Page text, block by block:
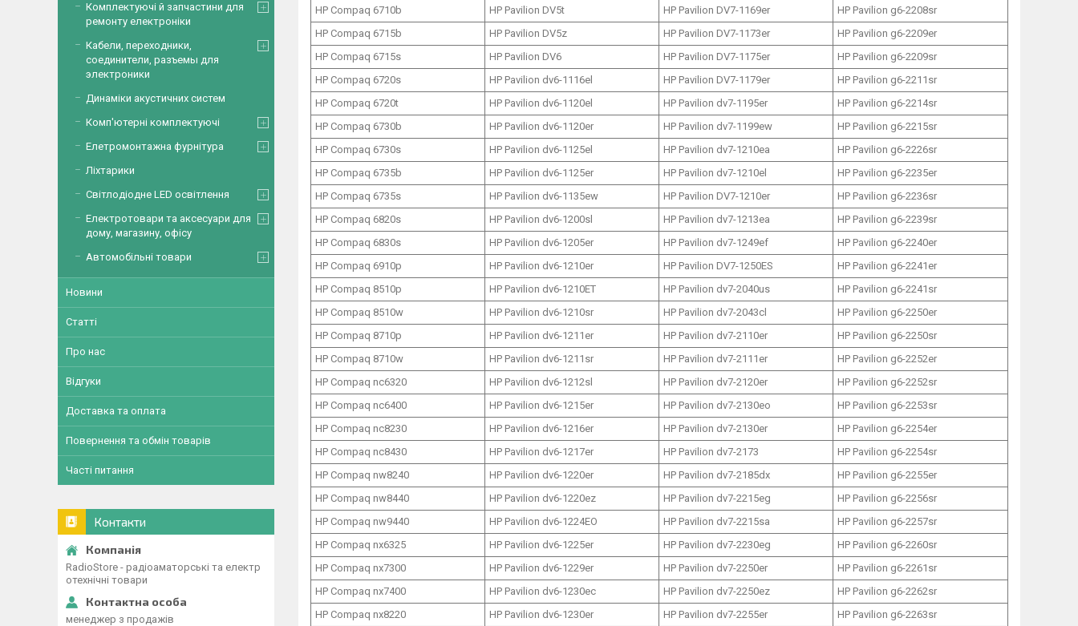
HP Compaq 6710b
HP Pavilion DV5t HP Pavilion DV7-1169er
HP Pavilion g6-2208sr
HP Compaq 6715b
HP Pavilion DV5z HP Pavilion DV7-1173er
HP Pavilion g6-2209er
HP Compaq 6715s
HP Pavilion DV6 HP Pavilion DV7-1175er
HP Pavilion g6-2209sr
HP Compaq 6720s
HP Pavilion dv6-1116el HP Pavilion DV7-1179er
HP Pavilion g6-2211sr
HP Compaq 6720t
HP Pavilion dv6-1120el HP Pavilion dv7-1195er
HP Pavilion g6-2214sr
HP Compaq 6730b
HP Pavilion dv6-1120er HP Pavilion dv7-1199ew
HP Pavilion g6-2215sr
HP Compaq 6730s
HP Pavilion dv6-1125el HP Pavilion dv7-1210ea
HP Pavilion g6-2226sr
HP Compaq 6735b
HP Pavilion dv6-1125er HP Pavilion dv7-1210el
HP Pavilion g6-2235er
HP Compaq 6735s
HP Pavilion dv6-1135ew HP Pavilion DV7-1210er
HP Pavilion g6-2236sr
HP Compaq 6820s
HP Pavilion dv6-1200sl HP Pavilion dv7-1213ea
HP Pavilion g6-2239sr
HP Compaq 6830s
HP Pavilion dv6-1205er HP Pavilion dv7-1249ef
HP Pavilion g6-2240er
HP Compaq 6910p
HP Pavilion dv6-1210er HP Pavilion DV7-1250ES
HP Pavilion g6-2241er
HP Compaq 8510p
HP Pavilion dv6-1210ET HP Pavilion dv7-2040us
HP Pavilion g6-2241sr
HP Compaq 8510w
HP Pavilion dv6-1210sr HP Pavilion dv7-2043cl
HP Pavilion g6-2250er
HP Compaq 8710p
HP Pavilion dv6-1211er HP Pavilion dv7-2110er
HP Pavilion g6-2250sr
HP Compaq 8710w
HP Pavilion dv6-1211sr HP Pavilion dv7-2111er
HP Pavilion g6-2252er
HP Compaq nc6320
HP Pavilion dv6-1212sl HP Pavilion dv7-2120er
HP Pavilion g6-2252sr
HP Compaq nc6400
HP Pavilion dv6-1215er HP Pavilion dv7-2130eo
HP Pavilion g6-2253sr
HP Compaq nc8230
HP Pavilion dv6-1216er HP Pavilion dv7-2130er
HP Pavilion g6-2254er
HP Compaq nc8430
HP Pavilion dv6-1217er HP Pavilion dv7-2173
HP Pavilion g6-2254sr
HP Compaq nw8240
HP Pavilion dv6-1220er HP Pavilion dv7-2185dx
HP Pavilion g6-2255er
HP Compaq nw8440
HP Pavilion dv6-1220ez HP Pavilion dv7-2215eg
HP Pavilion g6-2256sr
HP Compaq nw9440
HP Pavilion dv6-1224EO HP Pavilion dv7-2215sa
HP Pavilion g6-2257sr
HP Compaq nx6325
HP Pavilion dv6-1225er HP Pavilion dv7-2230eg
HP Pavilion g6-2260sr
HP Compaq nx7300
HP Pavilion dv6-1229er HP Pavilion dv7-2250er
HP Pavilion g6-2261sr
HP Compaq nx7400
HP Pavilion dv6-1230ec HP Pavilion dv7-2250ez
HP Pavilion g6-2262sr
HP Compaq nx8220
HP Pavilion dv6-1230er HP Pavilion dv7-2255er
HP Pavilion g6-2263sr
Комплектуючі й запчастини для
ремонту електроніки
Кабели, переходники,
соединители, разъемы для
электроники
Динаміки акустичних систем
Комп'ютерні комплектуючі
Елетромонтажна фурнітура
Ліхтарики
Світлодіодне LED освітлення
Електротовари та аксесуари для
дому, магазину, офісу
Автомобільні товари
Новини
Статті
Про нас
Відгуки
Доставка та оплата
Повернення та обмін товарів
Часті питання
Контакти
RadioStore - радіоаматорські та електр
отехнічні товари
менеджер з продажів